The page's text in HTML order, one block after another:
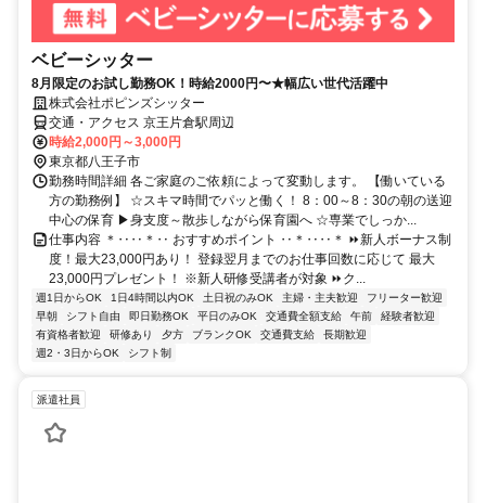
ベビーシッター
8月限定のお試し勤務OK！時給2000円〜★幅広い世代活躍中
株式会社ポピンズシッター
交通・アクセス 京王片倉駅周辺
時給2,000円～3,000円
東京都八王子市
勤務時間詳細 各ご家庭のご依頼によって変動します。 【働いている
方の勤務例】 ☆スキマ時間でパッと働く！ 8：00～8：30の朝の送迎
中心の保育 ▶身支度～散歩しながら保育園へ ☆専業でしっか...
仕事内容 ＊‥‥＊‥ おすすめポイント ‥＊‥‥＊ ⏩新人ボーナス制
度！最大23,000円あり！ 登録翌月までのお仕事回数に応じて 最大
23,000円プレゼント！ ※新人研修受講者が対象 ⏩ク...
週1日からOK 1日4時間以内OK 土日祝のみOK 主婦・主夫歓迎
フリーター歓迎
早朝
シフト自由 即日勤務OK 平日のみOK 交通費全額支給 午前
経験者歓迎
有資格者歓迎
研修あり 夕方 ブランクOK 交通費支給
長期歓迎
週2・3日からOK
シフト制
派遣社員